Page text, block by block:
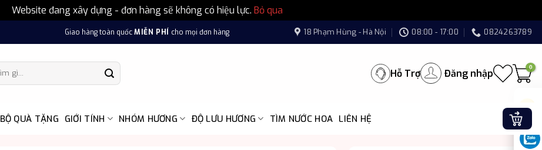
Website đang xây dựng - đơn hàng sẽ không có hiệu lực. Bỏ qua
Giao hàng toàn quốcMIỄN PHÍ cho mọi đơn hàng 18 Phạm Hùng - Hà Nội 08:00 - 17:00 0824263789
Hỗ Trợ Đăng nhập
BỘ QUÀ TẶNG GIỚI TÍNH NHÓM HƯƠNG ĐỘ LƯU HƯƠNG TÌM NƯỚC HOA LIÊN HỆ